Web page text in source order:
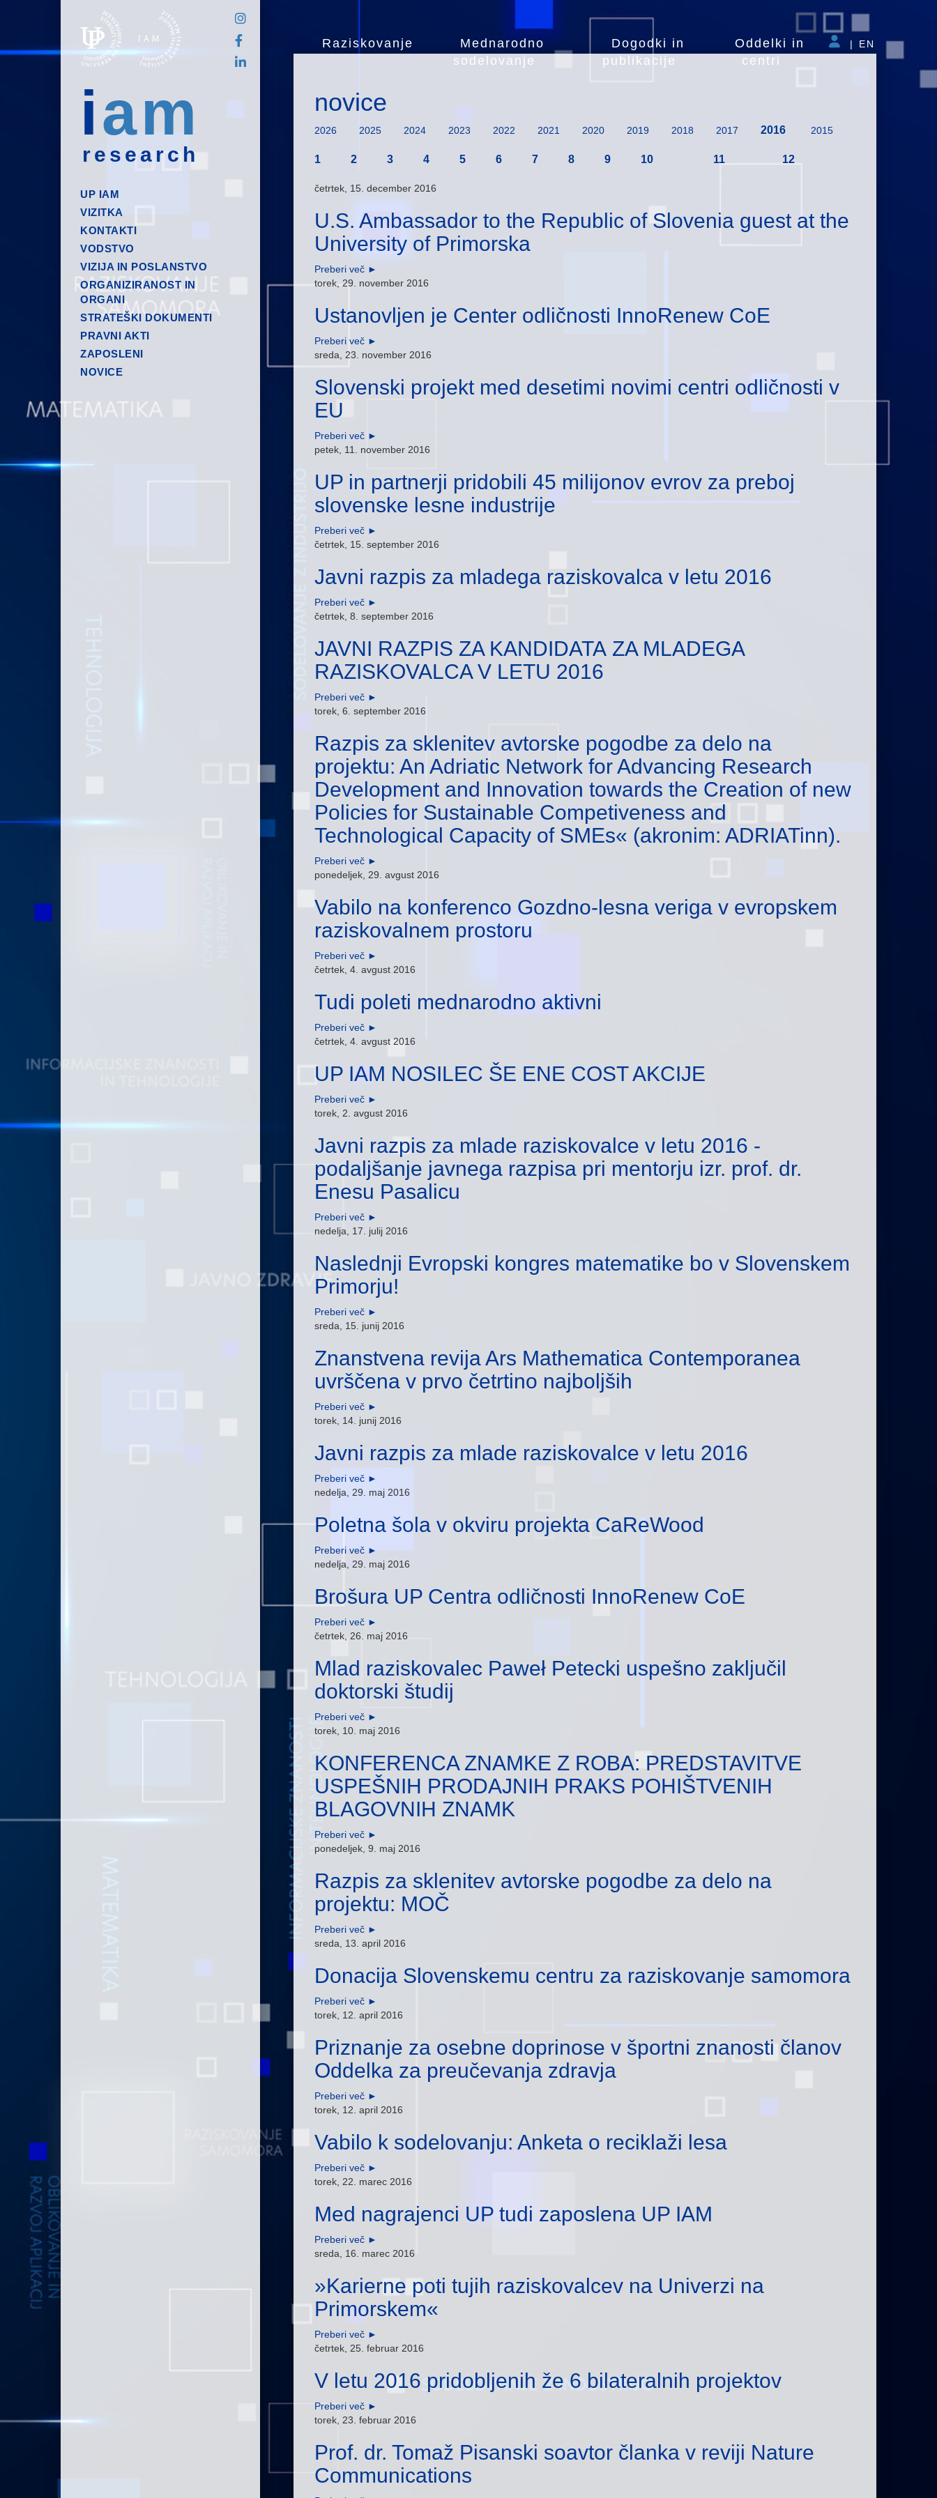
iam
research
Raziskovanje
Mednarodno
sodelovanje
Dogodki in
publikacije
Oddelki in
centri
| EN
UP IAM
VIZITKA
KONTAKTI
VODSTVO
VIZIJA IN POSLANSTVO
ORGANIZIRANOST IN
ORGANI
STRATEŠKI DOKUMENTI
PRAVNI AKTI
ZAPOSLENI
NOVICE
novice
2026 2025 2024 2023 2022 2021 2020 2019 2018 2017 2016 2015
1 2 3 4 5 6 7 8 9 10 11 12
četrtek, 15. december 2016
U.S. Ambassador to the Republic of Slovenia guest at the
University of Primorska
Preberi več ►
torek, 29. november 2016
Ustanovljen je Center odličnosti InnoRenew CoE
Preberi več ►
sreda, 23. november 2016
Slovenski projekt med desetimi novimi centri odličnosti v
EU
Preberi več ►
petek, 11. november 2016
UP in partnerji pridobili 45 milijonov evrov za preboj
slovenske lesne industrije
Preberi več ►
četrtek, 15. september 2016
Javni razpis za mladega raziskovalca v letu 2016
Preberi več ►
četrtek, 8. september 2016
JAVNI RAZPIS ZA KANDIDATA ZA MLADEGA
RAZISKOVALCA V LETU 2016
Preberi več ►
torek, 6. september 2016
Razpis za sklenitev avtorske pogodbe za delo na
projektu: An Adriatic Network for Advancing Research
Development and Innovation towards the Creation of new
Policies for Sustainable Competiveness and
Technological Capacity of SMEs« (akronim: ADRIATinn).
Preberi več ►
ponedeljek, 29. avgust 2016
Vabilo na konferenco Gozdno-lesna veriga v evropskem
raziskovalnem prostoru
Preberi več ►
četrtek, 4. avgust 2016
Tudi poleti mednarodno aktivni
Preberi več ►
četrtek, 4. avgust 2016
UP IAM NOSILEC ŠE ENE COST AKCIJE
Preberi več ►
torek, 2. avgust 2016
Javni razpis za mlade raziskovalce v letu 2016 -
podaljšanje javnega razpisa pri mentorju izr. prof. dr.
Enesu Pasalicu
Preberi več ►
nedelja, 17. julij 2016
Naslednji Evropski kongres matematike bo v Slovenskem
Primorju!
Preberi več ►
sreda, 15. junij 2016
Znanstvena revija Ars Mathematica Contemporanea
uvrščena v prvo četrtino najboljših
Preberi več ►
torek, 14. junij 2016
Javni razpis za mlade raziskovalce v letu 2016
Preberi več ►
nedelja, 29. maj 2016
Poletna šola v okviru projekta CaReWood
Preberi več ►
nedelja, 29. maj 2016
Brošura UP Centra odličnosti InnoRenew CoE
Preberi več ►
četrtek, 26. maj 2016
Mlad raziskovalec Paweł Petecki uspešno zaključil
doktorski študij
Preberi več ►
torek, 10. maj 2016
KONFERENCA ZNAMKE Z ROBA: PREDSTAVITVE
USPEŠNIH PRODAJNIH PRAKS POHIŠTVENIH
BLAGOVNIH ZNAMK
Preberi več ►
ponedeljek, 9. maj 2016
Razpis za sklenitev avtorske pogodbe za delo na
projektu: MOČ
Preberi več ►
sreda, 13. april 2016
Donacija Slovenskemu centru za raziskovanje samomora
Preberi več ►
torek, 12. april 2016
Priznanje za osebne doprinose v športni znanosti članov
Oddelka za preučevanja zdravja
Preberi več ►
torek, 12. april 2016
Vabilo k sodelovanju: Anketa o reciklaži lesa
Preberi več ►
torek, 22. marec 2016
Med nagrajenci UP tudi zaposlena UP IAM
Preberi več ►
sreda, 16. marec 2016
»Karierne poti tujih raziskovalcev na Univerzi na
Primorskem«
Preberi več ►
četrtek, 25. februar 2016
V letu 2016 pridobljenih že 6 bilateralnih projektov
Preberi več ►
torek, 23. februar 2016
Prof. dr. Tomaž Pisanski soavtor članka v reviji Nature
Communications